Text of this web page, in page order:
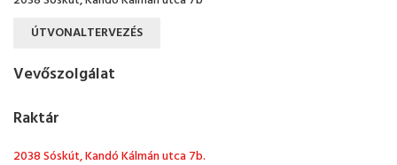
ÚTVONALTERVEZÉS
Vevőszolgálat
Raktár
2038 Sóskút, Kandó Kálmán utca 7b.